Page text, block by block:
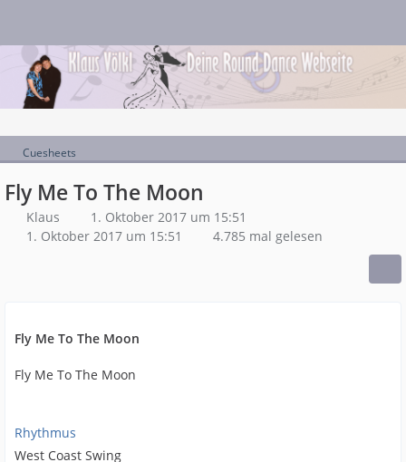
Cuesheets
Fly Me To The Moon
Klaus
1. Oktober 2017 um 15:51
1. Oktober 2017 um 15:51
4.785 mal gelesen
Fly Me To The Moon
Fly Me To The Moon
Rhythmus
West Coast Swing